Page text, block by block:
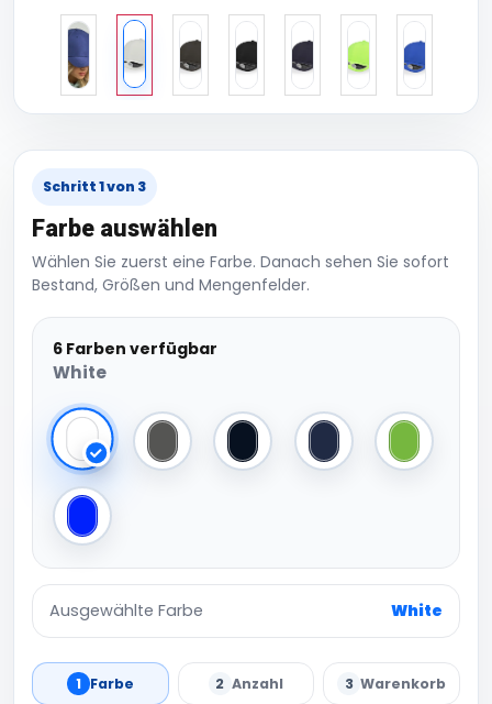
Schritt 1 von 3
Farbe auswählen
Wählen Sie zuerst eine Farbe. Danach sehen Sie sofort
Bestand, Größen und Mengenfelder.
6 Farben verfügbar
White
White Dark Grey Black Navy Green Fluo
Royal
Ausgewählte Farbe White
1 Farbe 2 Anzahl 3 Warenkorb